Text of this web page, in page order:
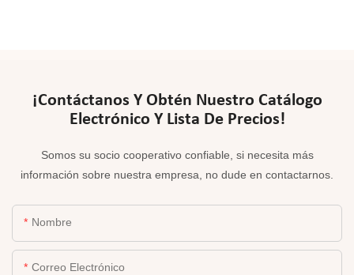
¡Contáctanos Y Obtén Nuestro Catálogo
Electrónico Y Lista De Precios!
Somos su socio cooperativo confiable, si necesita más
información sobre nuestra empresa, no dude en contactarnos.
Nombre
Correo Electrónico